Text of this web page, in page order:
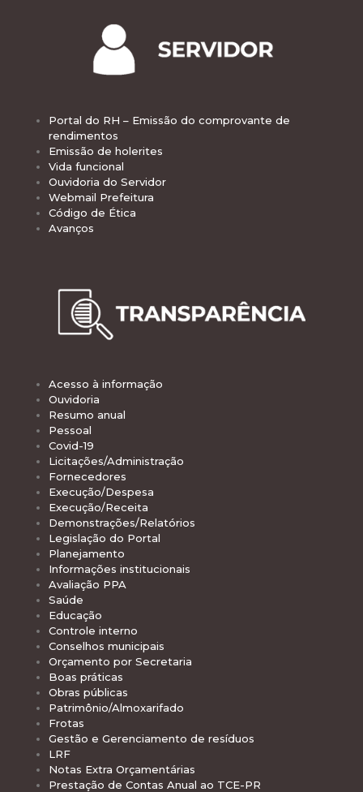
Portal do RH – Emissão do comprovante de
rendimentos
Emissão de holerites
Vida funcional
Ouvidoria do Servidor
Webmail Prefeitura
Código de Ética
Avanços
Acesso à informação
Ouvidoria
Resumo anual
Pessoal
Covid-19
Licitações/Administração
Fornecedores
Execução/Despesa
Execução/Receita
Demonstrações/Relatórios
Legislação do Portal
Planejamento
Informações institucionais
Avaliação PPA
Saúde
Educação
Controle interno
Conselhos municipais
Orçamento por Secretaria
Boas práticas
Obras públicas
Patrimônio/Almoxarifado
Frotas
Gestão e Gerenciamento de resíduos
LRF
Notas Extra Orçamentárias
Prestação de Contas Anual ao TCE-PR